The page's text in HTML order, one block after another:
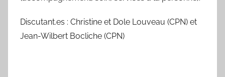
a
P
Discutant.es : Christine et Dole Louveau (CPN) et
Jean-Wilbert Bocliche (CPN)